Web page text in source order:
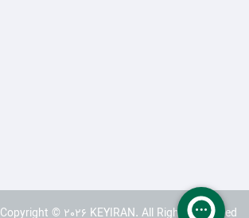
Copyright © 2026 KEYIRAN. All Rights Reserved.